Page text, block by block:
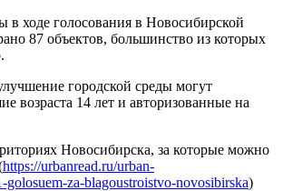
в ходе голосования в Новосибирской
87 объектов, большинство из которых
городской среды могут
возраста 14 лет и авторизованные на
Новосибирска, за которые можно
https://urbanread.ru/urban-
golosuem-za-blagoustroistvo-novosibirska)